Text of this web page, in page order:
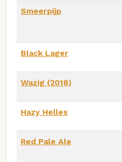
Smeerpijp
Black Lager
Wazig (2018)
Hazy Helles
Red Pale Ale